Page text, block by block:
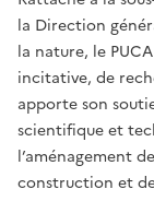
la Direction
la nature, le
incitative, de
apporte son
scientifique et
l’aménagement
construction et